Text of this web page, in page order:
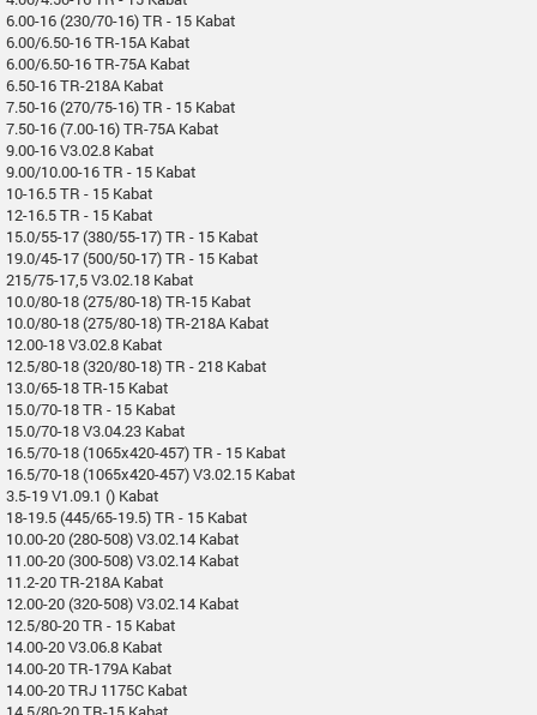
6.00-16 (230/70-16) TR - 15 Kabat
6.00/6.50-16 TR-15A Kabat
6.00/6.50-16 TR-75A Kabat
6.50-16 TR-218A Kabat
7.50-16 (270/75-16) TR - 15 Kabat
7.50-16 (7.00-16) TR-75A Kabat
9.00-16 V3.02.8 Kabat
9.00/10.00-16 TR - 15 Kabat
10-16.5 TR - 15 Kabat
12-16.5 TR - 15 Kabat
15.0/55-17 (380/55-17) TR - 15 Kabat
19.0/45-17 (500/50-17) TR - 15 Kabat
215/75-17,5 V3.02.18 Kabat
10.0/80-18 (275/80-18) TR-15 Kabat
10.0/80-18 (275/80-18) TR-218A Kabat
12.00-18 V3.02.8 Kabat
12.5/80-18 (320/80-18) TR - 218 Kabat
13.0/65-18 TR-15 Kabat
15.0/70-18 TR - 15 Kabat
15.0/70-18 V3.04.23 Kabat
16.5/70-18 (1065x420-457) TR - 15 Kabat
16.5/70-18 (1065x420-457) V3.02.15 Kabat
3.5-19 V1.09.1 () Kabat
18-19.5 (445/65-19.5) TR - 15 Kabat
10.00-20 (280-508) V3.02.14 Kabat
11.00-20 (300-508) V3.02.14 Kabat
11.2-20 TR-218A Kabat
12.00-20 (320-508) V3.02.14 Kabat
12.5/80-20 TR - 15 Kabat
14.00-20 V3.06.8 Kabat
14.00-20 TR-179A Kabat
14.00-20 TRJ 1175C Kabat